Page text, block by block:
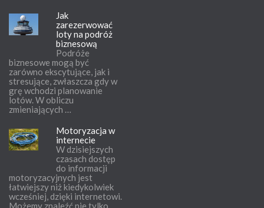
Jak
zarezerwować
loty na podróż
biznesową
Podróże
biznesowe mogą być
zarówno ekscytujące, jak i
stresujące, zwłaszcza gdy w
grę wchodzi planowanie
lotów. W obliczu
zmieniających …
Motoryzacja w
internecie
W dzisiejszych
czasach dostęp
do informacji
motoryzacyjnych jest
łatwiejszy niż kiedykolwiek
wcześniej, dzięki internetowi.
Możemy znaleźć nie tylko